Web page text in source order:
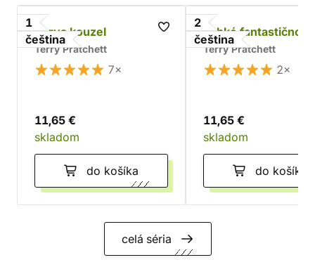
1
čeština
Barva kouzel
Terry Pratchett
7×
11,65 €
skladom
do košíka
2
čeština
Lehké fantastično
Terry Pratchett
2×
11,65 €
skladom
do košíka
celá séria